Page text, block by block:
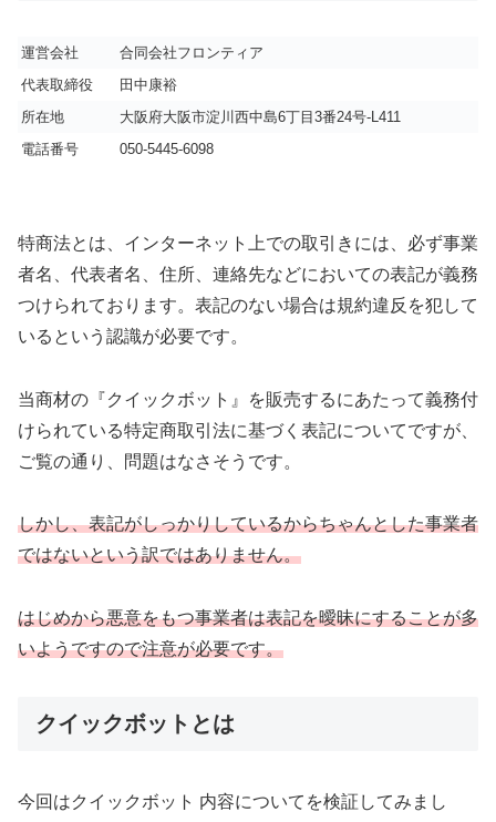
運営会社
合同会社フロンティア
代表取締役
田中康裕
所在地
大阪府大阪市淀川西中島6丁目3番24号-L411
電話番号
050-5445-6098
特商法とは、インターネット上での取引きには、必ず事業
者名、代表者名、住所、連絡先などにおいての表記が義務
つけられております。表記のない場合は規約違反を犯して
いるという認識が必要です。
当商材の『クイックボット』を販売するにあたって義務付
けられている特定商取引法に基づく表記についてですが、
ご覧の通り、問題はなさそうです。
しかし、表記がしっかりしているからちゃんとした事業者
ではないという訳ではありません。
はじめから悪意をもつ事業者は表記を曖昧にすることが多
いようですので注意が必要です。
クイックボットとは
今回はクイックボット 内容についてを検証してみまし